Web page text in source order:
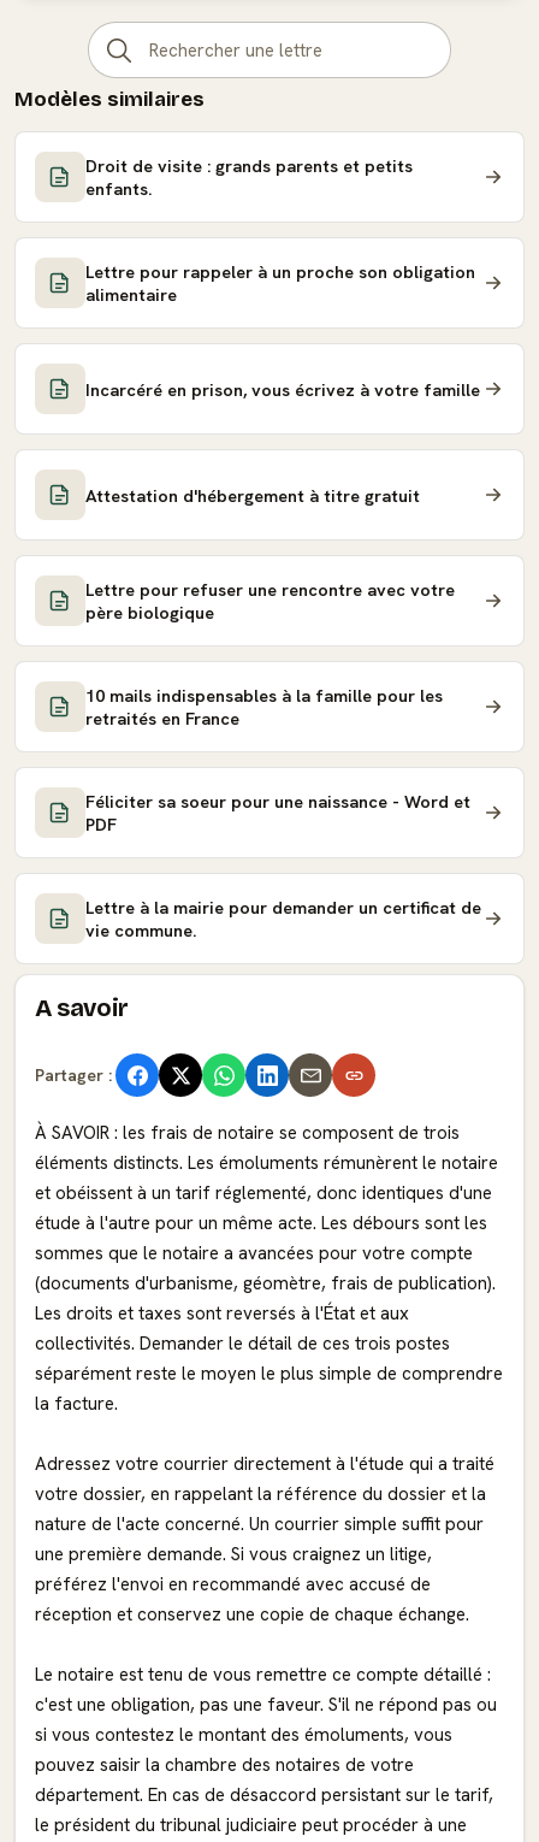
Modèles similaires
Droit de visite : grands parents et petits
enfants.
Lettre pour rappeler à un proche son obligation
alimentaire
Incarcéré en prison, vous écrivez à votre famille
Attestation d'hébergement à titre gratuit
Lettre pour refuser une rencontre avec votre
père biologique
10 mails indispensables à la famille pour les
retraités en France
Féliciter sa soeur pour une naissance - Word et
PDF
Lettre à la mairie pour demander un certificat de
vie commune.
A savoir
Partager :
À SAVOIR : les frais de notaire se composent de trois
éléments distincts. Les émoluments rémunèrent le notaire
et obéissent à un tarif réglementé, donc identiques d'une
étude à l'autre pour un même acte. Les débours sont les
sommes que le notaire a avancées pour votre compte
(documents d'urbanisme, géomètre, frais de publication).
Les droits et taxes sont reversés à l'État et aux
collectivités. Demander le détail de ces trois postes
séparément reste le moyen le plus simple de comprendre
la facture.
Adressez votre courrier directement à l'étude qui a traité
votre dossier, en rappelant la référence du dossier et la
nature de l'acte concerné. Un courrier simple suffit pour
une première demande. Si vous craignez un litige,
préférez l'envoi en recommandé avec accusé de
réception et conservez une copie de chaque échange.
Le notaire est tenu de vous remettre ce compte détaillé :
c'est une obligation, pas une faveur. S'il ne répond pas ou
si vous contestez le montant des émoluments, vous
pouvez saisir la chambre des notaires de votre
département. En cas de désaccord persistant sur le tarif,
le président du tribunal judiciaire peut procéder à une